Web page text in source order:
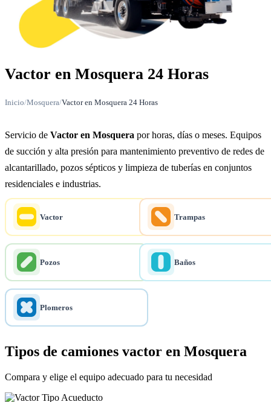
Vactor en Mosquera 24 Horas
Inicio/Mosquera/Vactor en Mosquera 24 Horas
Servicio de Vactor en Mosquera por horas, días o meses. Equipos
de succión y alta presión para mantenimiento preventivo de redes de
alcantarillado, pozos sépticos y limpieza de tuberías en conjuntos
residenciales e industrias.
Vactor Trampas
Pozos Baños
Plomeros
Tipos de camiones vactor en Mosquera
Compara y elige el equipo adecuado para tu necesidad